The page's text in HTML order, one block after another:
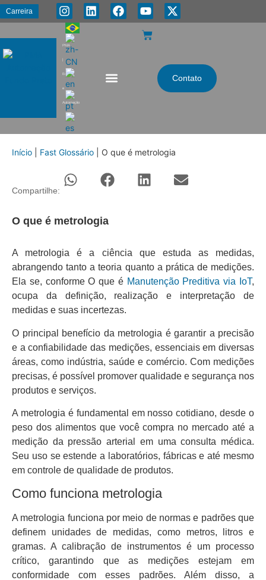
Carreira
PMA
|
Energia
e
Automação
Contato
Início Fast Glossário O que é metrologia
Compartilhe:
O que é metrologia
A metrologia é a ciência que estuda as medidas,
abrangendo tanto a teoria quanto a prática de medições.
Ela se, conforme O que é Manutenção Preditiva via IoT,
ocupa da definição, realização e interpretação de
medidas e suas incertezas.
O principal benefício da metrologia é garantir a precisão
e a confiabilidade das medições, essenciais em diversas
áreas, como indústria, saúde e comércio. Com medições
precisas, é possível promover qualidade e segurança nos
produtos e serviços.
A metrologia é fundamental em nosso cotidiano, desde o
peso dos alimentos que você compra no mercado até a
medição da pressão arterial em uma consulta médica.
Seu uso se estende a laboratórios, fábricas e até mesmo
em controle de qualidade de produtos.
Como funciona metrologia
A metrologia funciona por meio de normas e padrões que
definem unidades de medidas, como metros, litros e
gramas. A calibração de instrumentos é um processo
crítico, garantindo que as medições estejam em
conformidade com esses padrões. Além disso, a